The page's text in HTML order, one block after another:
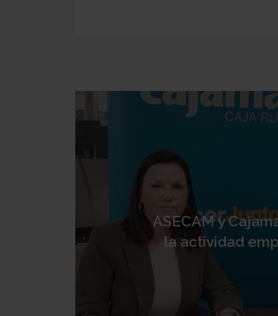
ASECAM y
la actividad